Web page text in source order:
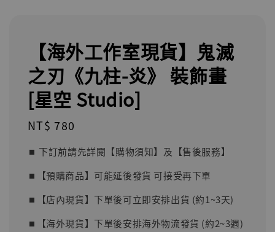
【海外工作室現貨】鬼滅
之刃《九柱-炎》 裝飾畫
[星空 Studio]
Regular
NT$ 780
⏹︎ 下訂前請先詳閱【購物須知】及【售後服務】
⏹︎【預購商品】可能延後發貨 可接受再下單
⏹︎【店內現貨】下單後可立即安排出貨 (約1~3天)
⏹︎【海外現貨】下單後安排海外物流發貨 (約2~3週)